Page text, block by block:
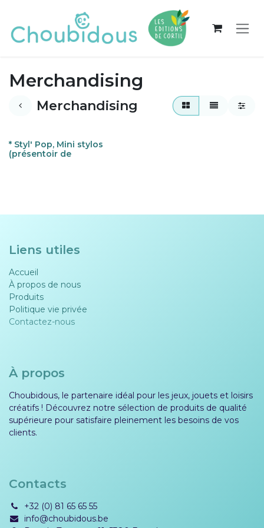
Merchandising
Merchandising
* Styl' Pop, Mini stylos
(présentoir de
Liens utiles
Accueil
À propos de nous
Produits
Politique vie privée​​
Contactez-nous
À propos
Choubidous, le partenaire idéal pour les jeux, jouets et loisirs
créatifs ! Découvrez notre sélection de produits de qualité
supérieure pour satisfaire pleinement les besoins de vos
clients.
Contacts
+32 (0) 81 65 65 55
info@choubidous.be